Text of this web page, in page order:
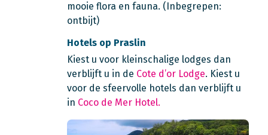
mooie flora en fauna. (Inbegrepen:
ontbijt)
Hotels op Praslin
Kiest u voor kleinschalige lodges dan
verblijft u in de Cote d’or Lodge. Kiest u
voor de sfeervolle hotels dan verblijft u
in Coco de Mer Hotel.